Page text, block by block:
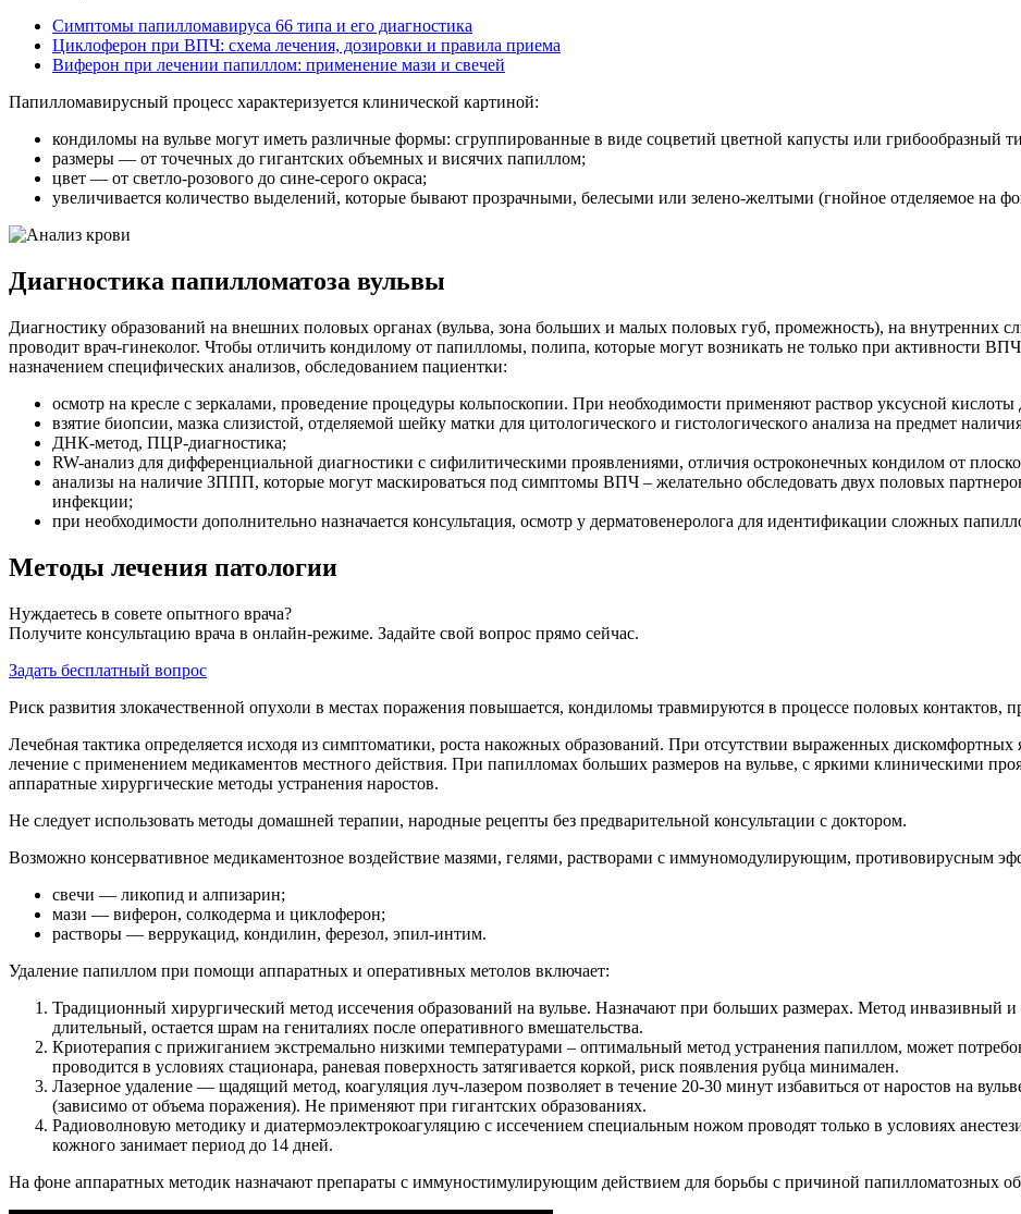
Симптомы папилломавируса 66 типа и его диагностика
Циклоферон при ВПЧ: схема лечения, дозировки и правила приема
Виферон при лечении папиллом: применение мази и свечей
Папилломавирусный процесс характеризуется клинической картиной:
кондиломы на вульве могут иметь различные формы: сгруппированные в виде соцветий цветной капусты или грибообразный
размеры — от точечных до гигантских объемных и висячих папиллом;
цвет — от светло-розового до сине-серого окраса;
увеличивается количество выделений, которые бывают прозрачными, белесыми или зелено-желтыми (гнойное отделяемое на
Диагностика папилломатоза вульвы
Диагностику образований на внешних половых органах (вульва, зона больших и малых половых губ, промежность), на внутренних
проводит врач-гинеколог. Чтобы отличить кондилому от папилломы, полипа, которые могут возникать не только при активности
назначением специфических анализов, обследованием пациентки:
осмотр на кресле с зеркалами, проведение процедуры кольпоскопии. При необходимости применяют раствор уксусной кислоты
взятие биопсии, мазка слизистой, отделяемой шейку матки для цитологического и гистологического анализа на предмет
ДНК-метод, ПЦР-диагностика;
RW-анализ для дифференциальной диагностики с сифилитическими проявлениями, отличия остроконечных кондилом от
анализы на наличие ЗППП, которые могут маскироваться под симптомы ВПЧ – желательно обследовать двух половых
инфекции;
при необходимости дополнительно назначается консультация, осмотр у дерматовенеролога для идентификации сложных
Методы лечения патологии
Нуждаетесь в совете опытного врача?
Получите консультацию врача в онлайн-режиме. Задайте свой вопрос прямо сейчас.
Задать бесплатный вопрос
Риск развития злокачественной опухоли в местах поражения повышается, кондиломы травмируются в процессе половых контактов,
Лечебная тактика определяется исходя из симптоматики, роста накожных образований. При отсутствии выраженных
лечение с применением медикаментов местного действия. При папилломах больших размеров на вульве, с яркими клиническими
аппаратные хирургические методы устранения наростов.
Не следует использовать методы домашней терапии, народные рецепты без предварительной консультации с доктором.
Возможно консервативное медикаментозное воздействие мазями, гелями, растворами с иммуномодулирующим, противовирусным
свечи — ликопид и алпизарин;
мази — виферон, солкодерма и циклоферон;
растворы — веррукацид, кондилин, ферезол, эпил-интим.
Удаление папиллом при помощи аппаратных и оперативных метолов включает:
Традиционный хирургический метод иссечения образований на вульве. Назначают при больших размерах. Метод инвазивный
длительный, остается шрам на гениталиях после оперативного вмешательства.
Криотерапия с прижиганием экстремально низкими температурами – оптимальный метод устранения папиллом, может
проводится в условиях стационара, раневая поверхность затягивается коркой, риск появления рубца минимален.
Лазерное удаление — щадящий метод, коагуляция луч-лазером позволяет в течение 20-30 минут избавиться от наростов на
(зависимо от объема поражения). Не применяют при гигантских образованиях.
Радиоволновую методику и диатермоэлектрокоагуляцию с иссечением специальным ножом проводят только в условиях
кожного занимает период до 14 дней.
На фоне аппаратных методик назначают препараты с иммуностимулирующим действием для борьбы с причиной папилломатозных